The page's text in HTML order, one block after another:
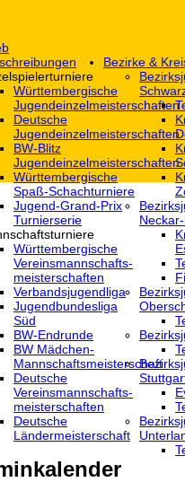
Württembergische
Jugendeinzelmeisterschaften
Deutsche
Jugendeinzelmeisterschaften
BW-Blitz
Jugendeinzelmeisterschaften
Württembergische
Spaß-Schachturniere
Jugend-Grand-Prix
Turnierserie
Württembergische
Vereinsmannschafts-
meisterschaften
Verbandsjugendliga
Jugendbundesliga
Süd
BW-Endrunde
BW Mädchen-
Mannschaftsmeisterschaft
Deutsche
Vereinsmannschafts-
meisterschaften
Deutsche
Ländermeisterschaft
Bezirke &